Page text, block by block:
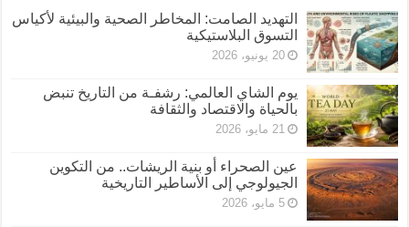
التهديد الصامت: المخاطر الصحية والبيئية لأكياس
التسوق البلاستيكية
20 يونيو، 2026
يوم الشاي العالمي: رشفـة من التاريخ تنبض
بالحياة والاقتصاد والثقافة
21 مايو، 2026
عين الصحراء أو بنية الريشات.. من التكوين
الجيولوجي إلى الأساطير التاريخية
5 مايو، 2026